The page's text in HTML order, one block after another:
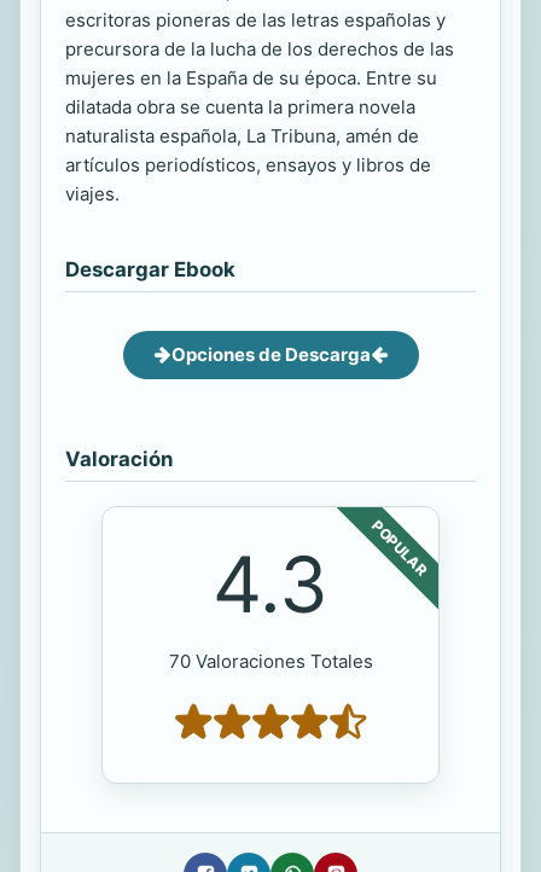
escritoras pioneras de las letras españolas y
precursora de la lucha de los derechos de las
mujeres en la España de su época. Entre su
dilatada obra se cuenta la primera novela
naturalista española, La Tribuna, amén de
artículos periodísticos, ensayos y libros de
viajes.
Descargar Ebook
Opciones de Descarga
Valoración
POPULAR
4.3
70 Valoraciones Totales